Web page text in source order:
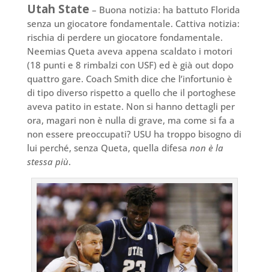
Utah State – Buona notizia: ha battuto Florida
senza un giocatore fondamentale. Cattiva notizia:
rischia di perdere un giocatore fondamentale.
Neemias Queta aveva appena scaldato i motori
(18 punti e 8 rimbalzi con USF) ed è già out dopo
quattro gare. Coach Smith dice che l’infortunio è
di tipo diverso rispetto a quello che il portoghese
aveva patito in estate. Non si hanno dettagli per
ora, magari non è nulla di grave, ma come si fa a
non essere preoccupati? USU ha troppo bisogno di
lui perché, senza Queta, quella difesa non è la
stessa più.